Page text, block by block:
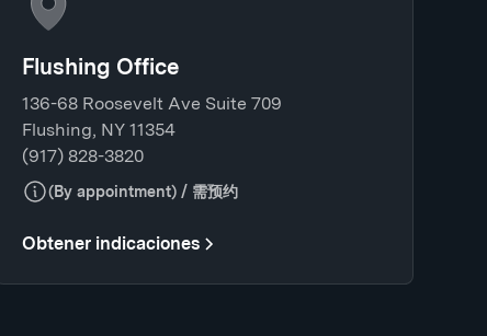
Flushing Office
136-68 Roosevelt Ave Suite 709
Flushing, NY 11354
(917) 828-3820
(By appointment) / 需预约
Obtener indicaciones